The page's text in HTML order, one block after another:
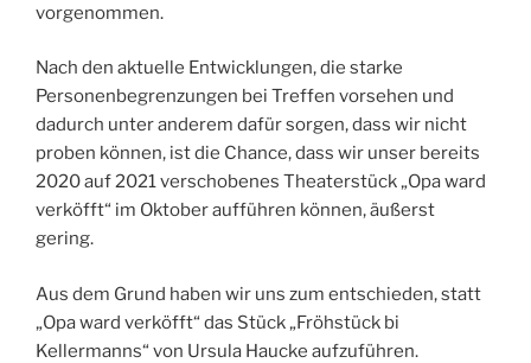
vorgenommen.
Nach den aktuelle Entwicklungen, die starke
Personenbegrenzungen bei Treffen vorsehen und
dadurch unter anderem dafür sorgen, dass wir nicht
proben können, ist die Chance, dass wir unser bereits
2020 auf 2021 verschobenes Theaterstück „Opa ward
verköfft“ im Oktober aufführen können, äußerst
gering.
Aus dem Grund haben wir uns zum entschieden, statt
„Opa ward verköfft“ das Stück „Fröhstück bi
Kellermanns“ von Ursula Haucke aufzuführen.